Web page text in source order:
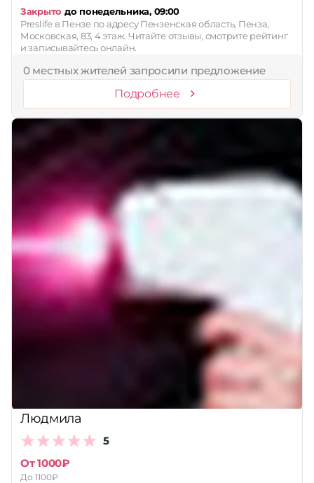
Закрыто до понедельника, 09:00
Preslife в Пензе по адресу Пензенская область, Пенза,
Московская, 83, 4 этаж. Читайте отзывы, смотрите рейтинг
и записывайтесь онлайн.
0 местных жителей запросили предложение
Подробнее
Людмила
5
От 1000₽
До 1100₽